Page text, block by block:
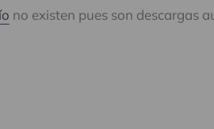
no existen pues son descargas